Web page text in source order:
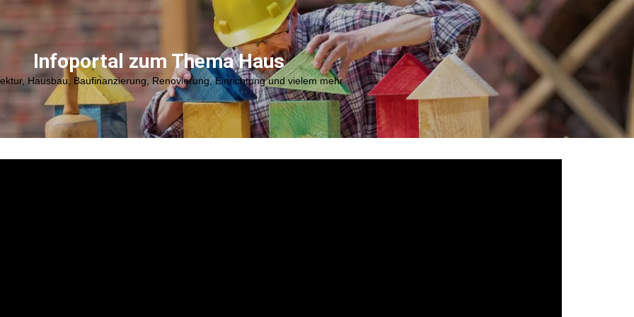
Infoportal zum Thema Haus
Hausbau, Baufinanzierung, Renovierung, Einrichtung und vielem mehr